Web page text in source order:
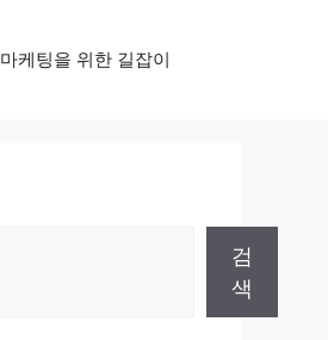
마케팅을 위한 길잡이
검
색